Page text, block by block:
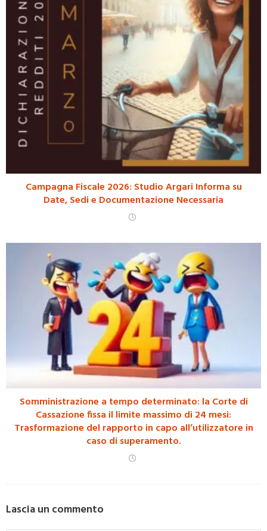
Campagna Fiscale 2026: Studio Argari Informa su
Date, Sedi e Documentazione Necessaria
Somministrazione a tempo determinato: la Corte di
Cassazione fissa il limite massimo di 24 mesi:
Trasformazione del rapporto in capo all’utilizzatore in
caso di superamento.
Lascia un commento